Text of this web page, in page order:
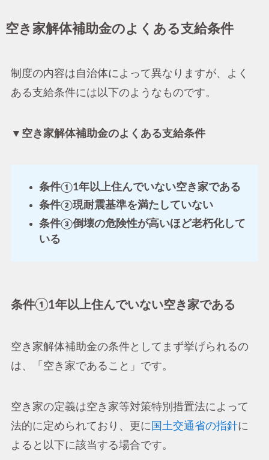
空き家解体補助金のよくある支給条件
制度の内容は自治体によって異なりますが、よく
ある支給条件には以下のようなものです。
▼空き家解体補助金のよくある支給条件
条件①1年以上住んでいない空き家である
条件②現耐震基準を満たしていない
条件③倒壊の危険性が高いほど老朽化して
いる
条件①1年以上住んでいない空き家である
空き家解体補助金の条件としてまず挙げられるの
は、「空き家であること」です。
空き家の定義は空き家等対策特別措置法によって
法的に定められており、更に 国土交通省の指針に
よると以下に該当する場合です。